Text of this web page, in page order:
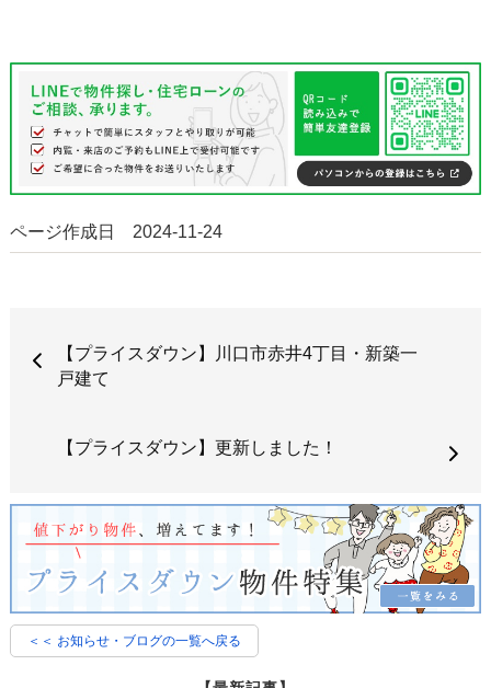
ページ作成日 2024-11-24
【プライスダウン】川口市赤井4丁目・新築一
戸建て
【プライスダウン】更新しました！
＜＜ お知らせ・ブログの一覧へ戻る